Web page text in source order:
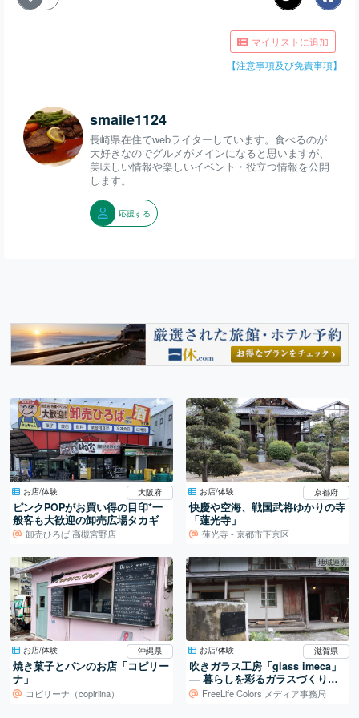
マイリストに追加
【注意事項及び免責事項】
smaile1124
長崎県在住でwebライターしています。食べるのが
大好きなのでグルメがメインになると思いますが、
美味しい情報や楽しいイベント・役立つ情報を公開
します。
応援する
お店/体験 大阪府
ピンクPOPがお買い得の目印*一
般客も大歓迎の卸売広場タカギ
卸売ひろば 高槻宮野店
お店/体験 京都府
快慶や空海、戦国武将ゆかりの寺
「蓮光寺」
蓮光寺 - 京都市下京区
お店/体験 沖縄県
焼き菓子とパンのお店「コピリー
ナ」
コピリーナ（copiriina）
地域連携
お店/体験 滋賀県
吹きガラス工房「glass imeca」
― 暮らしを彩るガラスづくり／
滋賀・葛川
FreeLife Colors メディア事務局